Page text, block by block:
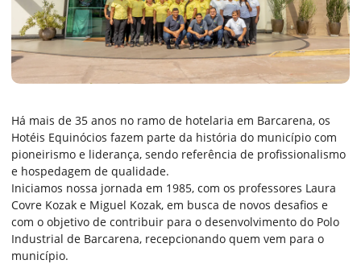
Há mais de 35 anos no ramo de hotelaria em Barcarena, os
Hotéis Equinócios fazem parte da história do município com
pioneirismo e liderança, sendo referência de profissionalismo
e hospedagem de qualidade.​​
Iniciamos nossa jornada em 1985, com os professores Laura
Covre Kozak e Miguel Kozak, em busca de novos desafios e
com o objetivo de contribuir para o desenvolvimento do Polo
Industrial de Barcarena, recepcionando quem vem para o
município.​